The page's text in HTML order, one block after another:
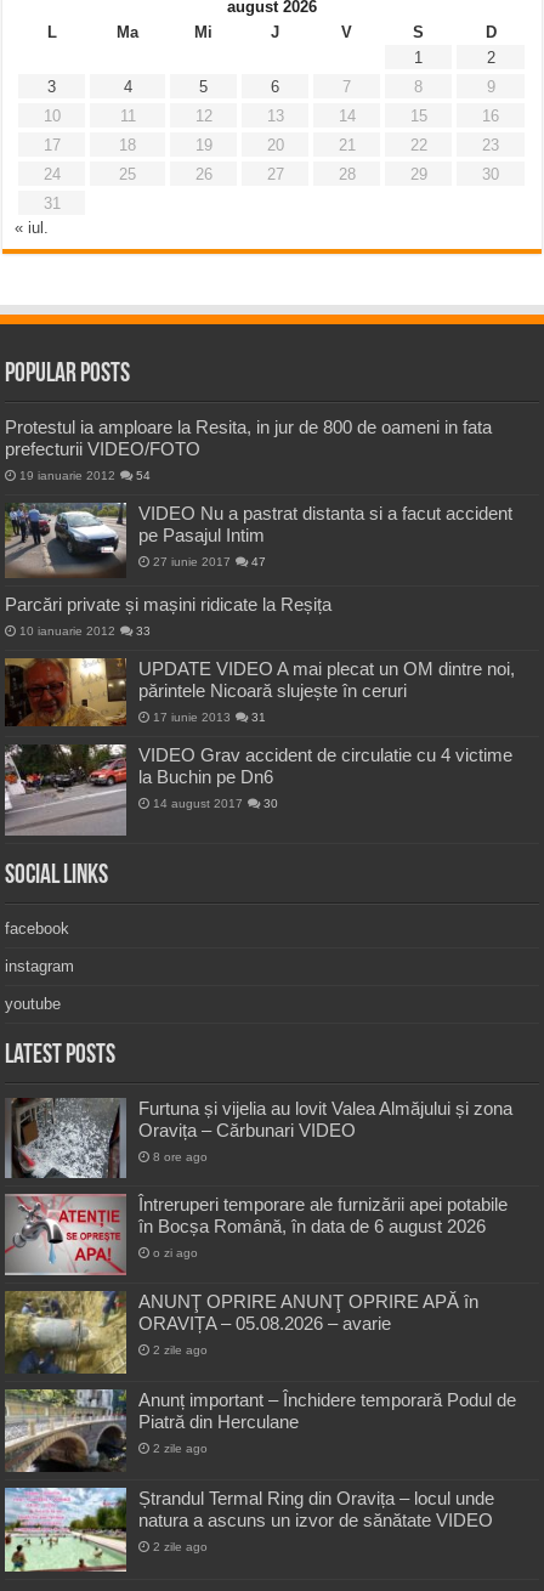
august 2026
L
Ma Mi J V S
D
1
2
3
4 5 6 7 8
9
10
11 12 13 14 15
16
17
18 19 20 21 22
23
24
25 26 27 28 29
30
31
« iul.
Popular Posts
Protestul ia amploare la Resita, in jur de 800 de oameni in fata
prefecturii VIDEO/FOTO
19 ianuarie 2012 54
VIDEO Nu a pastrat distanta si a facut accident
pe Pasajul Intim
27 iunie 2017 47
Parcări private și mașini ridicate la Reșița
10 ianuarie 2012 33
UPDATE VIDEO A mai plecat un OM dintre noi,
părintele Nicoară slujește în ceruri
17 iunie 2013 31
VIDEO Grav accident de circulatie cu 4 victime
la Buchin pe Dn6
14 august 2017 30
Social Links
facebook
instagram
youtube
Latest Posts
Furtuna și vijelia au lovit Valea Almăjului și zona
Oravița – Cărbunari VIDEO
8 ore ago
Întreruperi temporare ale furnizării apei potabile
în Bocșa Română, în data de 6 august 2026
o zi ago
ANUNŢ OPRIRE ANUNŢ OPRIRE APĂ în
ORAVIȚA – 05.08.2026 – avarie
2 zile ago
Anunț important – Închidere temporară Podul de
Piatră din Herculane
2 zile ago
Ștrandul Termal Ring din Oravița – locul unde
natura a ascuns un izvor de sănătate VIDEO
2 zile ago